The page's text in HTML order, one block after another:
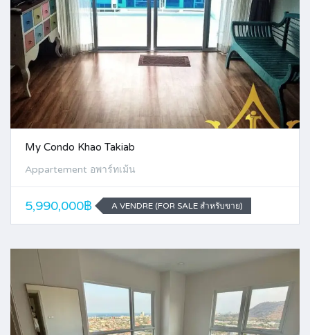
My Condo Khao Takiab
Appartement อพาร์ทเม้น
5,990,000฿ A VENDRE (FOR SALE สำหรับขาย)